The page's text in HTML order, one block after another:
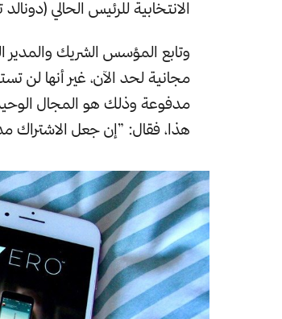
الانتخابية للرئيس الحالي (دونالد
وتابع المؤسس الشريك والمدير
مجانية لحد الآن، غير أنها لن
مدفوعة وذلك هو المجال
هذا، فقال: ”إن جعل